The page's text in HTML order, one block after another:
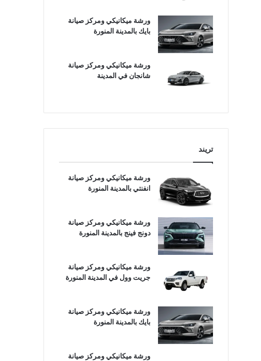
ورشة ميكانيكي ومركز صيانة
بايك بالمدينة المنورة
ورشة ميكانيكي ومركز صيانة
شانجان في المدينة
تريند
ورشة ميكانيكي ومركز صيانة
انفنتي بالمدينة المنورة
ورشة ميكانيكي ومركز صيانة
دونج فينج بالمدينة المنورة
ورشة ميكانيكي ومركز صيانة
جريت وول في المدينة المنورة
ورشة ميكانيكي ومركز صيانة
بايك بالمدينة المنورة
ورشة ميكانيكي ومركز صيانة